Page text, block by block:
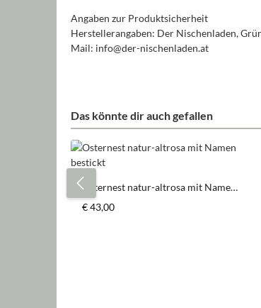
Angaben zur Produktsicherheit
Herstellerangaben: Der Nischenladen,
Mail: info@der-nischenladen.at
Das könnte dir auch gefallen
Produktgalerie überspringen
Osternest natur-altrosa mit Namen
bestickt
Regulärer Preis:
€ 43,00